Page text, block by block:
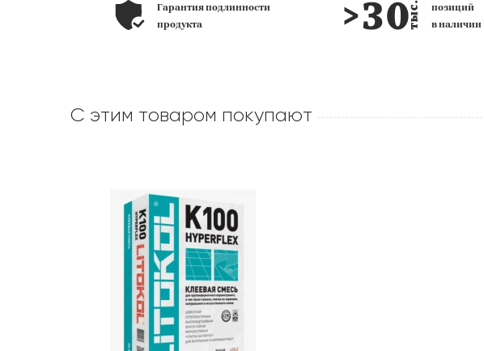
Гарантия подлинности
продукта
позиций
в наличии
С этим товаром покупают